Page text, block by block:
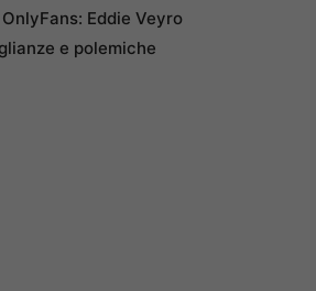
Eddie Veyro
e polemiche